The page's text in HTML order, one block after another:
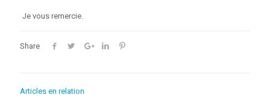
Je vous remercie.
Share
Articles en relation